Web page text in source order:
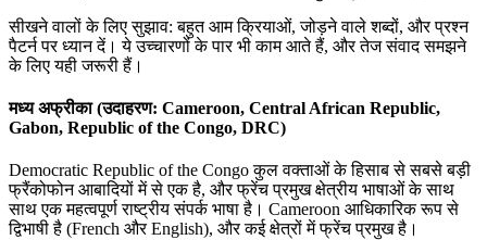
सीखने वालों के लिए सुझाव: बहुत आम क्रियाओं, जोड़ने वाले शब्दों, और प्रश्न
पैटर्न पर ध्यान दें। ये उच्चारणों के पार भी काम आते हैं, और तेज संवाद समझने
के लिए यही जरूरी हैं।
मध्य अफ्रीका (उदाहरण: Cameroon, Central African Republic,
Gabon, Republic of the Congo, DRC)
Democratic Republic of the Congo कुल वक्ताओं के हिसाब से सबसे बड़ी
फ्रैंकोफोन आबादियों में से एक है, और फ्रेंच प्रमुख क्षेत्रीय भाषाओं के साथ
साथ एक महत्वपूर्ण राष्ट्रीय संपर्क भाषा है। Cameroon आधिकारिक रूप से
द्विभाषी है (French और English), और कई क्षेत्रों में फ्रेंच प्रमुख है।